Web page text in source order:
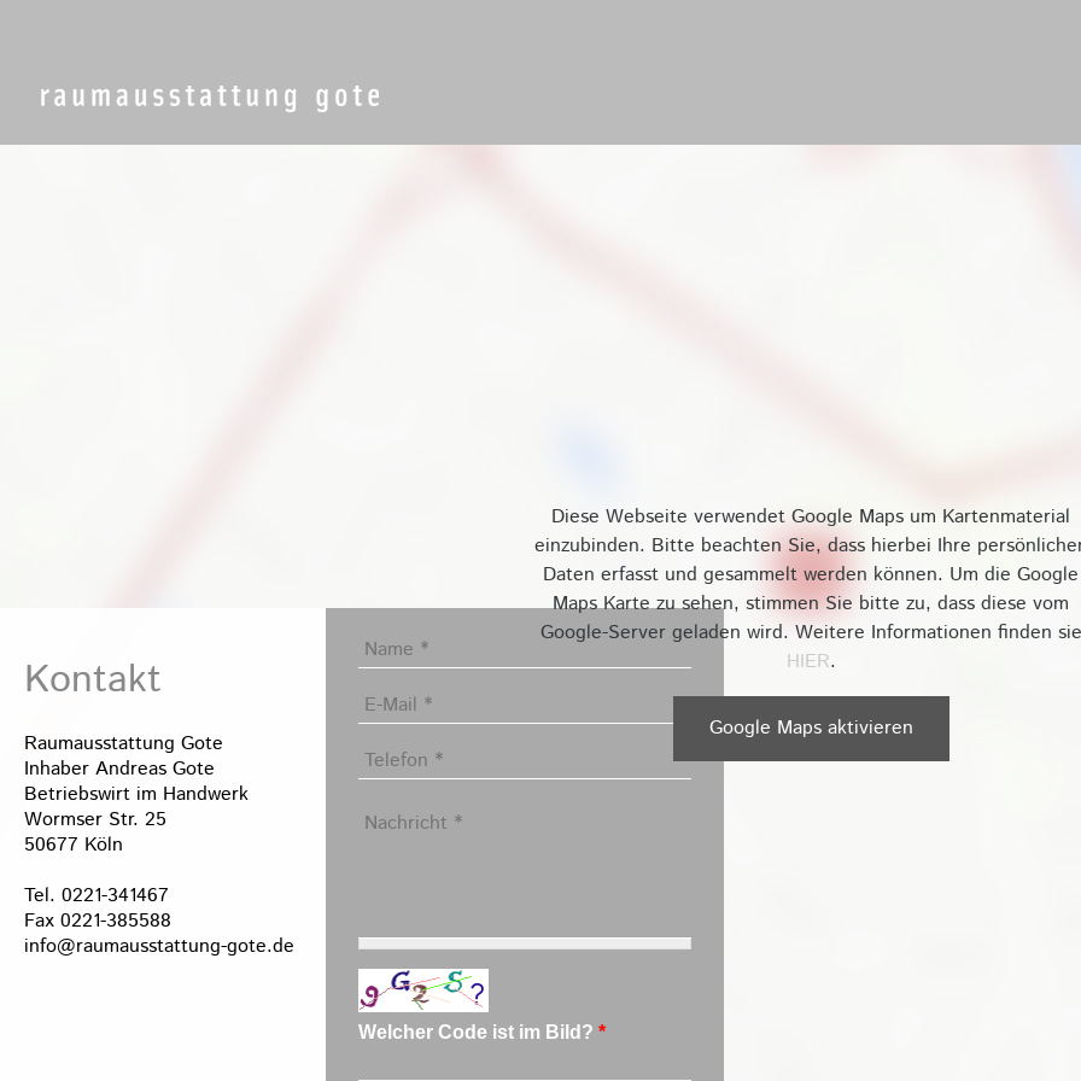
Diese Webseite verwendet Google Maps um Kartenmaterial
einzubinden. Bitte beachten Sie, dass hierbei Ihre
Daten erfasst und gesammelt werden können. Um die Google
Maps Karte zu sehen, stimmen Sie bitte zu, dass diese vom
Google-Server geladen wird. Weitere Informationen finden sie
HIER.
Google Maps aktivieren
Kontakt
Raumausstattung Gote
Inhaber Andreas Gote
Betriebswirt im Handwerk
Wormser Str. 25
50677 Köln
Tel. 0221-341467
Fax 0221-385588
info@raumausstattung-gote.de
Name *
E-Mail *
Telefon
Nachricht
Welcher Code ist im Bild?*